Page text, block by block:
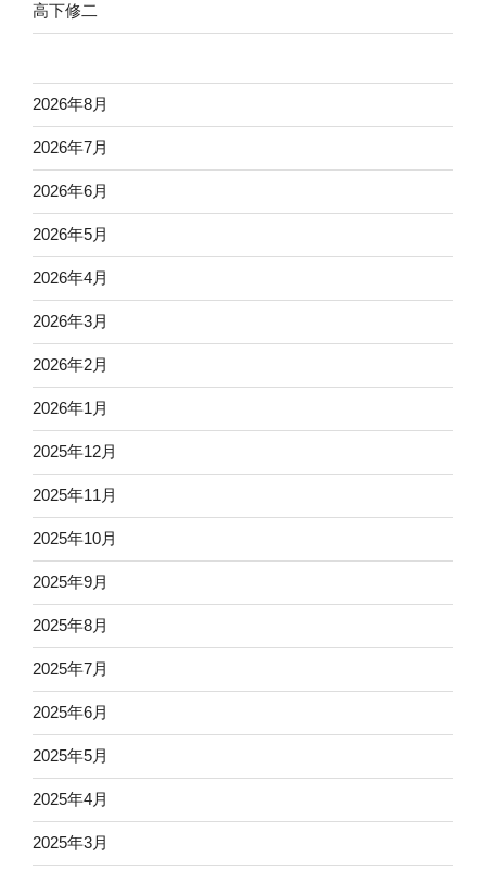
高下修二
2026年8月
2026年7月
2026年6月
2026年5月
2026年4月
2026年3月
2026年2月
2026年1月
2025年12月
2025年11月
2025年10月
2025年9月
2025年8月
2025年7月
2025年6月
2025年5月
2025年4月
2025年3月